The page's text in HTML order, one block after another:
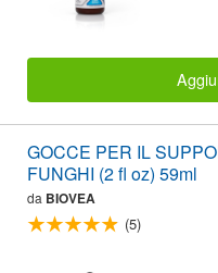
GOCCE PER IL
FUNGHI (2 fl oz) 59ml
da BIOVEA
(5)